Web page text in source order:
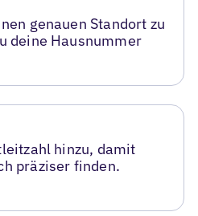
genauen Standort zu
deine Hausnummer
hinzu, damit
präziser finden.